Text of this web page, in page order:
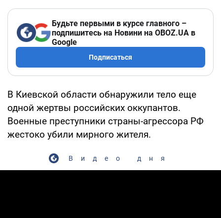
Будьте первыми в курсе главного –
подпишитесь на Новини на OBOZ.UA в
Google
Подписаться
В Киевской области обнаружили тело еще
одной жертвы российских оккупантов.
Военные преступники страны-агрессора РФ
жестоко убили мирного жителя.
Видео дня